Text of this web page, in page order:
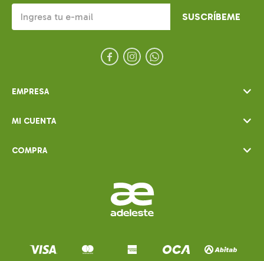
EMPRESA
MI CUENTA
COMPRA
SUSCRÍBEME
  